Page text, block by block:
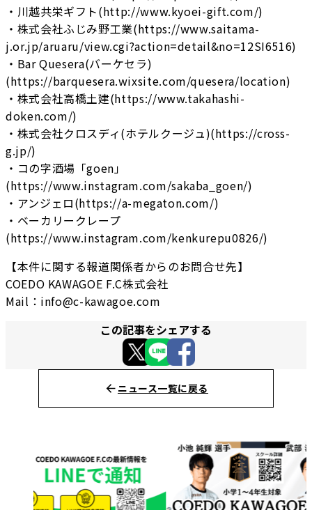
・川越共栄ギフト(http://www.kyoei-gift.com/)
・株式会社ふじみ野工業(https://www.saitama-
j.or.jp/aruaru/view.cgi?action=detail&no=12SI6516)
・Bar Quesera(バーケセラ)
(https://barquesera.wixsite.com/quesera/location)
・株式会社高橋土建(https://www.takahashi-
doken.com/)
・株式会社クロスディ(ホテルクージュ)(https://cross-
g.jp/)
・コの字酒場「goen」
(https://www.instagram.com/sakaba_goen/)
・アンジェロ(https://a-megaton.com/)
・ベーカリークレープ
(https://www.instagram.com/kenkurepu0826/)
【本件に関する報道関係者からのお問合せ先】
COEDO KAWAGOE F.C株式会社
Mail：info@c-kawagoe.com
この記事をシェアする
ニュース一覧に戻る